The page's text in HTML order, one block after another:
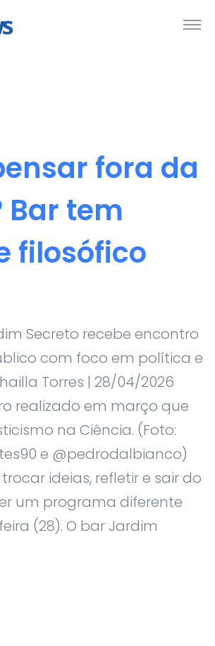
fora da
Bar tem
filosófico
Secreto recebe encontro
com foco em política e
Torres | 28/04/2026
realizado em março que
na Ciência. (Foto:
e @pedrodalbianco)
ideias, refletir e sair do
um programa diferente
(28). O bar Jardim